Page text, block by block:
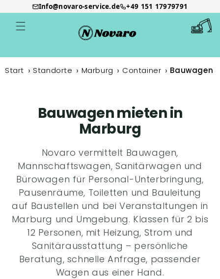
Direkt
zum
Inhalt
Info@novaro-service.de +49 151 17979791
Start Standorte Marburg Container Bauwagen
Bauwagen mieten in
Marburg
Novaro vermittelt Bauwagen,
Mannschaftswagen, Sanitärwagen und
Bürowagen für Personal-Unterbringung,
Pausenräume, Toiletten und Bauleitung
auf Baustellen und bei Veranstaltungen in
Marburg und Umgebung. Klassen für 2 bis
12 Personen, mit Heizung, Strom und
Sanitärausstattung – persönliche
Beratung, schnelle Anfrage, passender
Wagen aus einer Hand.